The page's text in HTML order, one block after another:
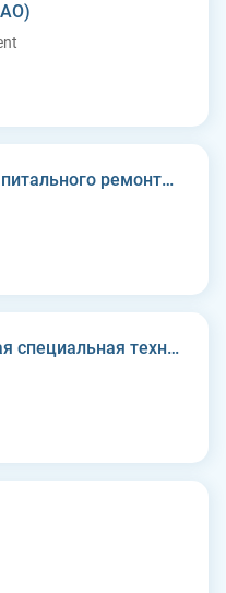
АО)
Помощник бурильщика капитального ремонта скважин (КРС)
Слесарь-ремонтник (горная специальная техника)